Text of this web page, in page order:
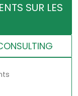
SUR LES